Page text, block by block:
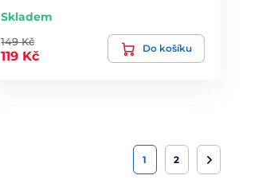
Skladem
149 Kč
119 Kč
Do košíku
1 2